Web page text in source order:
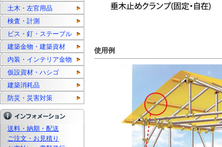
土木・左官用品
検査・計測
ビス・釘・ステープル
建築金物・建築資材
内装・インテリア金物
仮設資材・ハシゴ
建築消耗品
防災・災害対策
送料・納期・配送
ご注文・お見積り
使用例